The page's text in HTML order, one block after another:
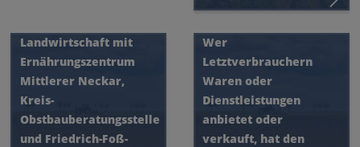
Landwirtschaft mit
Ernährungszentrum
Mittlerer Neckar,
Kreis-
Obstbauberatungsstelle
und Friedrich-Foß-
Preisangaben
Wer
Letztverbrauchern
Waren oder
Dienstleistungen
anbietet oder
verkauft, hat den